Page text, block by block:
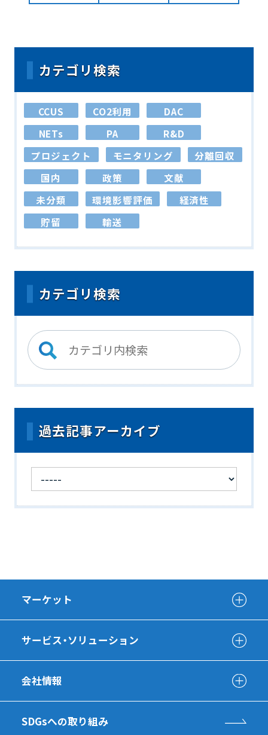
カテゴリ検索
CCUS CO2利用
DAC
NETs
PA
R&D
プロジェクト
モニタリング
分離回収
国内
政策
文献
未分類
環境影響評価
経済性
貯留
輸送
カテゴリ検索
過去記事アーカイブ
マーケット
サービス・ソリューション
会社情報
SDGsへの取り組み